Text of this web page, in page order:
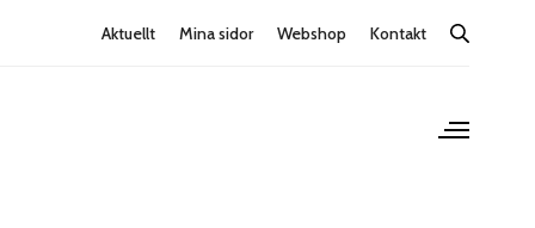
Aktuellt Mina sidor Webshop Kontakt